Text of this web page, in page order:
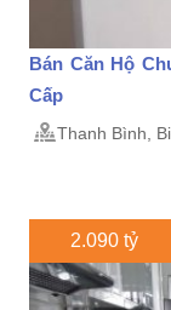
Bán Căn Hộ
Cấp
Thanh Bình,
2.090 tỷ